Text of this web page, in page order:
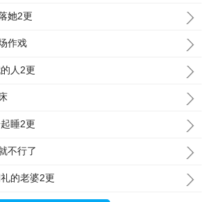
她2更
作戏
人2更
睡2更
不行了
的老婆2更